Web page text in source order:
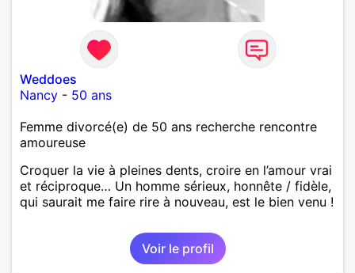
Weddoes
Nancy - 50 ans
Femme divorcé(e) de 50 ans recherche rencontre
amoureuse
Croquer la vie à pleines dents, croire en l’amour vrai
et réciproque… Un homme sérieux, honnête / fidèle,
qui saurait me faire rire à nouveau, est le bien venu !
Voir le profil